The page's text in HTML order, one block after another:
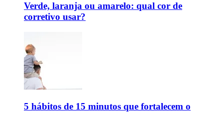
Verde, laranja ou amarelo: qual cor de
corretivo usar?
5 hábitos de 15 minutos que fortalecem o